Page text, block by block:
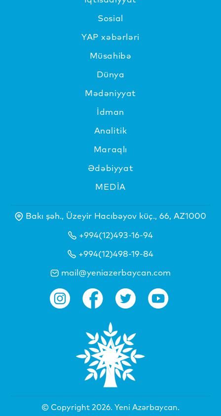
Sosial
YAP xəbərləri
Müsahibə
Dünya
Mədəniyyat
İdman
Analitik
Maraqlı
Ədəbiyyat
MEDİA
Bakı şəh., Üzeyir Hacıbəyov küç., 66, AZ1000
+994(12)493-16-94
+994(12)498-19-84
mail@yeniazerbaycan.com
© Copyright 2026. Yeni Azərbaycan.